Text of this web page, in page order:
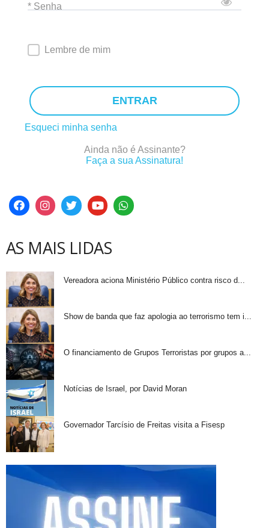
* Senha
Lembre de mim
ENTRAR
Esqueci minha senha
Ainda não é Assinante?
Faça a sua Assinatura!
AS MAIS LIDAS
Vereadora aciona Ministério Público contra risco d...
Show de banda que faz apologia ao terrorismo tem i...
O financiamento de Grupos Terroristas por grupos a...
Notícias de Israel, por David Moran
Governador Tarcísio de Freitas visita a Fisesp